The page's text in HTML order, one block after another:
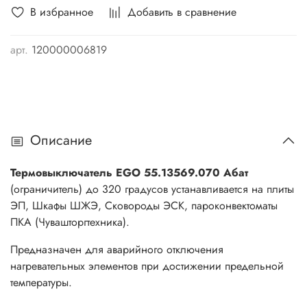
В избранное Добавить в сравнение
арт. 120000006819
Описание
Термовыключатель EGO 55.13569.070 Абат
(ограничитель) до 320 градусов устанавливается на плиты
ЭП, Шкафы ШЖЭ, Сковороды ЭСК, пароконвектоматы
ПКА (Чувашторгтехника).
Предназначен для аварийного отключения
нагревательных элементов при достижении предельной
температуры.